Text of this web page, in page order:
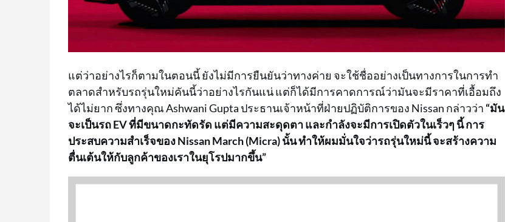
แต่ว่าอย่างไรก็ตามในตอนนี้ ยังไม่มีการยืนยันว่าทางค่าย จะใช้ชื่ออย่างเป็นทางการในการทำ
ตลาดสำหรับรถรุ่นใหม่คันนี้ว่าอย่างไรกันแน่ แต่ก็ได้มีการคาดการณ์ว่ามันจะมีราคาที่เอื้อมถึง
ได้ไม่ยาก ซึ่งทางคุณ Ashwani Gupta ประธานเจ้าหน้าที่ฝ่ายปฏิบัติการของ Nissan กล่าวว่า “มัน
จะเป็นรถ EV ที่มีขนาดกะทัดรัด แต่มีความสะดุดตา และกำลังจะมีการเปิดตัวในเร็วๆ นี้ การ
ประสบความสำเร็จของ Nissan March (Micra) นั้น ทำให้ผมมั่นใจว่ารถรุ่นใหม่นี้ จะสร้างความ
ตื่นเต้นให้กับลูกค้าของเราในยุโรปมากขึ้น”